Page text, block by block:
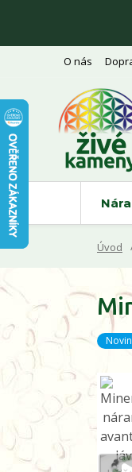
O nás
Úvod